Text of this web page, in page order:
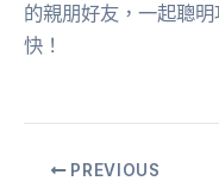
的親朋好友，一起聰
快！
PREVIOUS